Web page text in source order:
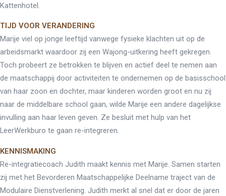
Kattenhotel.
TIJD VOOR VERANDERING
Marije viel op jonge leeftijd vanwege fysieke klachten uit op de
arbeidsmarkt waardoor zij een Wajong-uitkering heeft gekregen.
Toch probeert ze betrokken te blijven en actief deel te nemen aan
de maatschappij door activiteiten te ondernemen op de basisschool
van haar zoon en dochter, maar kinderen worden groot en nu zij
naar de middelbare school gaan, wilde Marije een andere dagelijkse
invulling aan haar leven geven. Ze besluit met hulp van het
LeerWerkburo te gaan re-integreren.
KENNISMAKING
Re-integratiecoach Judith maakt kennis met Marije. Samen starten
zij met het Bevorderen Maatschappelijke Deelname traject van de
Modulaire Dienstverlening. Judith merkt al snel dat er door de jaren